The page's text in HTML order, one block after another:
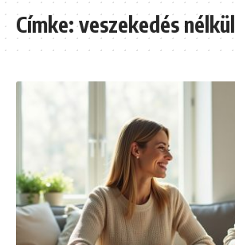
Címke:veszekedés nélkül